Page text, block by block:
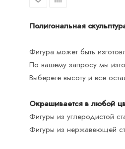
Полигональная
Фигура может быть
По вашему запросу мы
Выберете высоту и все
Окрашивается в любой
Фигуры из углеродистой
Фигуры из нержавеющей